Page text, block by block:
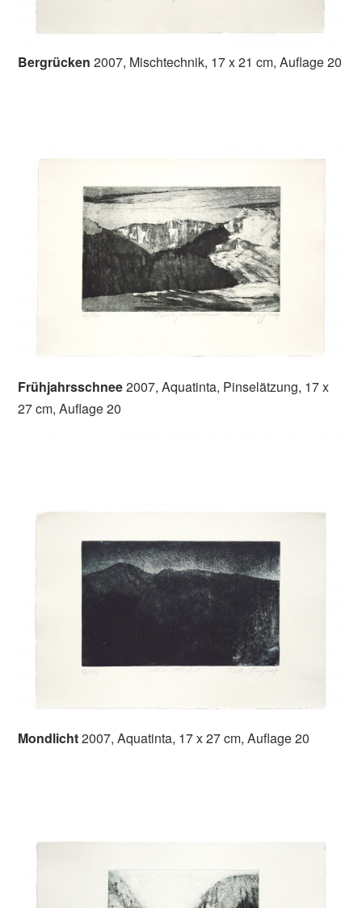
Bergrücken 2007, Mischtechnik, 17 x 21 cm, Auflage 20
Frühjahrsschnee2007, Aquatinta, Pinselätzung, 17 x
27 cm, Auflage 20
Mondlicht2007, Aquatinta, 17 x 27 cm, Auflage 20